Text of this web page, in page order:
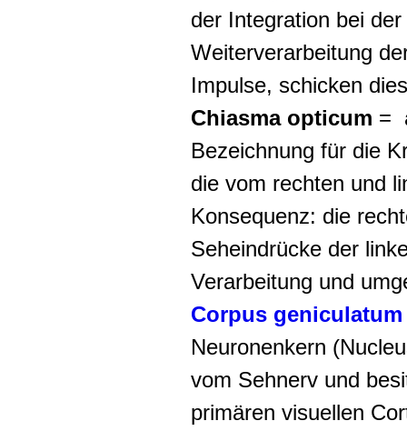
der Integration bei
Weiterverarbeitung
Impulse, schicken
Chiasma opticum =
Bezeichnung für die
die vom rechten und
Konsequenz: die
Seheindrücke der
Verarbeitung und
Corpus geniculatum
Neuronenkern
vom Sehnerv und
primären visuellen